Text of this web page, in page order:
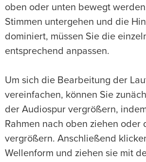
oben oder unten bewegt
Stimmen untergehen und die
dominiert, müssen Sie die
entsprechend anpassen.
Um sich die Bearbeitung der
vereinfachen, können Sie
der Audiospur vergrößern,
Rahmen nach oben ziehen oder
vergrößern. Anschließend
Wellenform und ziehen sie mit